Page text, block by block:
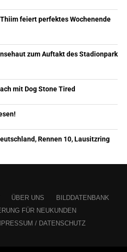
feiert perfektes Wochenende
zum Auftakt des Stadionpark
mit Dog Stone Tired
Rennen 10, Lausitzring
ÜBER UNS
BILDDATENBANK
FÜR NEUKUNDEN
/ DATENSCHUTZ